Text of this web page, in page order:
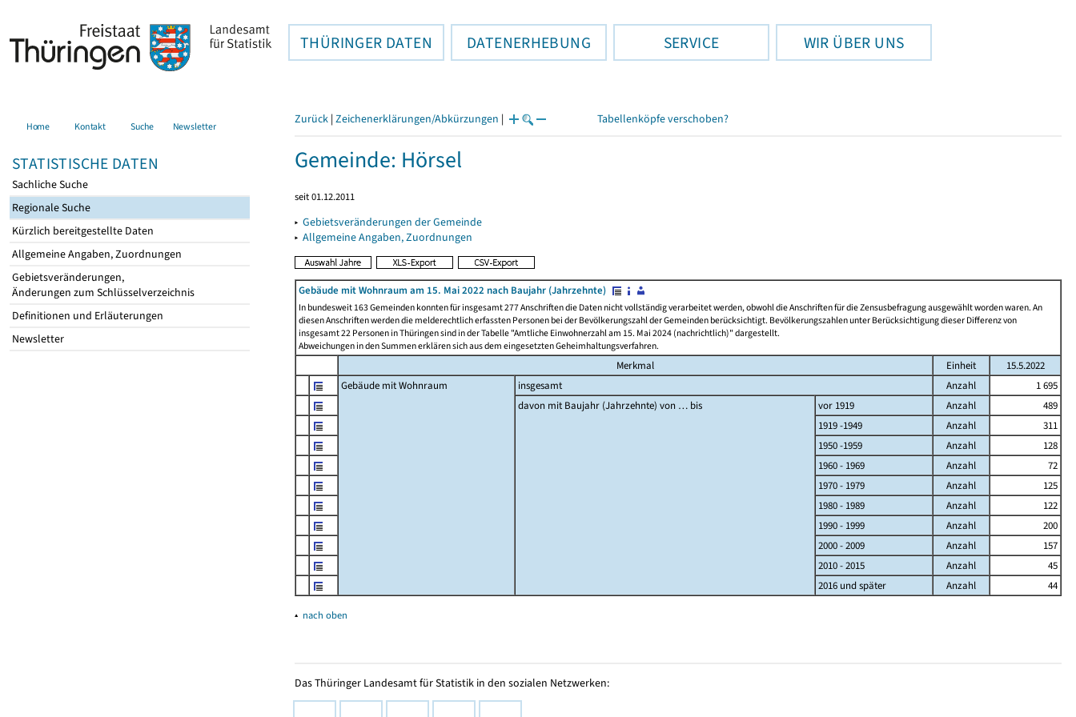
THÜRINGER DATEN DATENERHEBUNG SERVICE WIR ÜBER UNS
Home Kontakt Suche Newsletter
STATISTISCHE DATEN
Sachliche Suche
Regionale Suche
Kürzlich bereitgestellte Daten
Allgemeine Angaben, Zuordnungen
Gebietsveränderungen,
Änderungen zum Schlüsselverzeichnis
Definitionen und Erläuterungen
Newsletter
Zurück | Zeichenerklärungen/Abkürzungen | Tabellenköpfe verschoben?
Gemeinde: Hörsel
seit 01.12.2011
▸ Gebietsveränderungen der Gemeinde
▸ Allgemeine Angaben, Zuordnungen
Gebäude mit Wohnraum am 15. Mai 2022 nach Baujahr (Jahrzehnte)
In bundesweit 163 Gemeinden konnten für insgesamt 277 Anschriften die Daten nicht vollständig verarbeitet werden, obwohl die Anschriften für die Zensusbefragung ausgewählt worden waren. An
diesen Anschriften werden die melderechtlich erfassten Personen bei der Bevölkerungszahl der Gemeinden berücksichtigt. Bevölkerungszahlen unter Berücksichtigung dieser Differenz von
insgesamt 22 Personen in Thüringen sind in der Tabelle "Amtliche Einwohnerzahl am 15. Mai 2024 (nachrichtlich)" dargestellt.
Abweichungen in den Summen erklären sich aus dem eingesetzten Geheimhaltungsverfahren.
Merkmal Einheit
15.5.2022
Gebäude mit Wohnraum
insgesamt Anzahl
1 695
davon mit Baujahr (Jahrzehnte) von … bis
vor 1919 Anzahl
489
1919 -1949
Anzahl
311
1950 -1959
Anzahl
128
1960 - 1969
Anzahl
72
1970 - 1979
Anzahl
125
1980 - 1989
Anzahl
122
1990 - 1999
Anzahl
200
2000 - 2009
Anzahl
157
2010 - 2015
Anzahl
45
2016 und später
Anzahl 44
▴ nach oben
Das Thüringer Landesamt für Statistik in den sozialen Netzwerken: